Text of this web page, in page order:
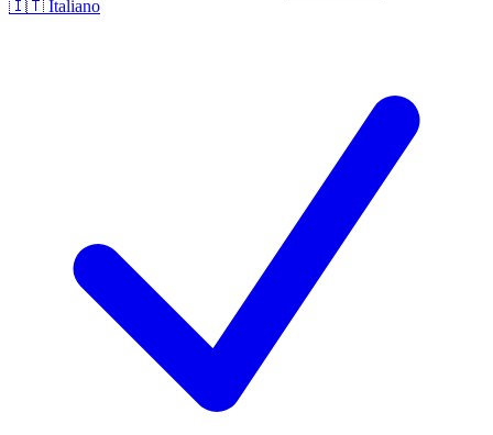
🇮🇹 Italiano